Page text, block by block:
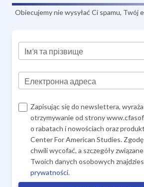
Obiecujemy nie wysyłać Ci spamu, Twój
Ім’я та прізвище
Електронна адреса
Zapisując się do newslettera,
otrzymywanie od strony
o rabatach i nowościach oraz
Center For American Studies.
chwili wycofać, a szczegóły
Twoich danych osobowych
prywatności.